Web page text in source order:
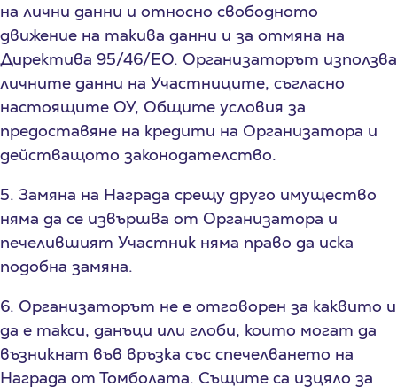
на лични данни и относно свободното
движение на такива данни и за отмяна на
Директива 95/46/EО. Организаторът използва
личните данни на Участниците, съгласно
настоящите ОУ, Общите условия за
предоставяне на кредити на Организатора и
действащото законодателство.
5. Замяна на Награда срещу друго имущество
няма да се извършва от Организатора и
печелившият Участник няма право да иска
подобна замяна.
6. Организаторът не е отговорен за каквито и
да е такси, данъци или глоби, които могат да
възникнат във връзка със спечелването на
Награда от Томболата. Същите са изцяло за